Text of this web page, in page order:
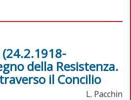
(24.2.1918-
della Resistenza.
il Concilio
L. Pacchin